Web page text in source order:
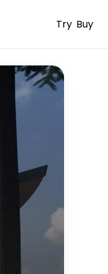
Try Buy